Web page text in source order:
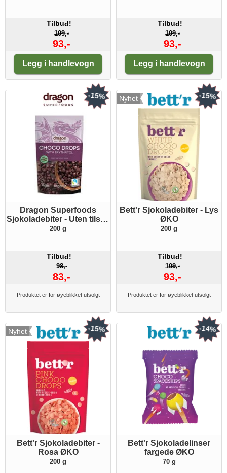
Tilbud!
109,-
93,-
Legg i handlevogn
Tilbud!
109,-
93,-
Legg i handlevogn
Dragon Superfoods
Sjokoladebiter - Uten tilsatt
sukker - ØKO
200 g
Tilbud!
98,-
83,-
-15%
Produktet er for øyeblikket utsolgt
Nyhet
Bett'r Sjokoladebiter - Lys
ØKO
200 g
Tilbud!
109,-
93,-
-15%
Produktet er for øyeblikket utsolgt
Nyhet
Bett'r Sjokoladebiter -
Rosa ØKO
200 g
-15%
Bett'r Sjokoladelinser
fargede ØKO
70 g
-14%